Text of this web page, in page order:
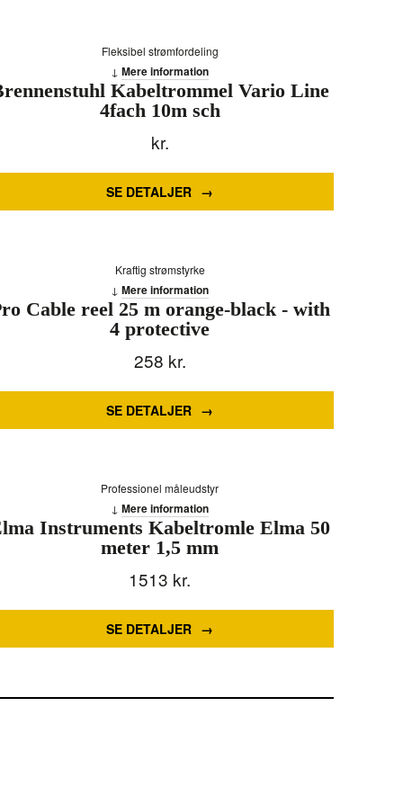
Fleksibel strømfordeling
Kabeltrommel Vario Line
4fach 10m sch
kr.
SE DETALJER
Mere information
Kraftig strømstyrke
Cable reel 25 m orange-black - with
4 protective
258 kr.
SE DETALJER
Mere information
Professionel måleudstyr
Instruments Kabeltromle Elma 50
meter 1,5 mm
1513 kr.
SE DETALJER
Mere information